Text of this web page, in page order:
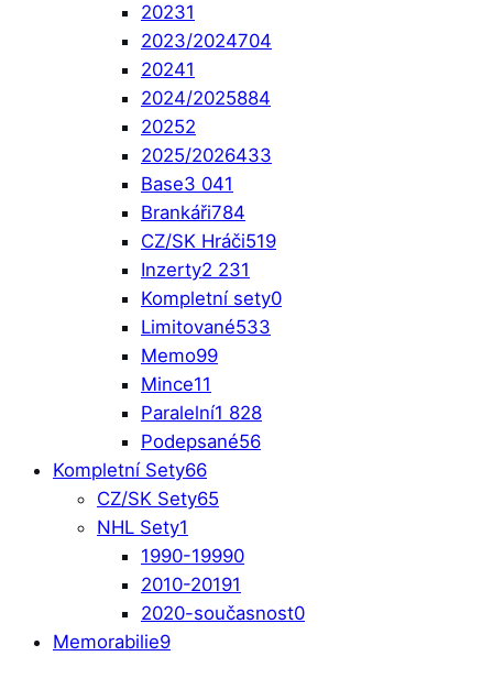
20231
2023/2024704
20241
2024/2025884
20252
2025/2026433
Base3 041
Brankáři784
CZ/SK Hráči519
Inzerty2 231
Kompletní sety0
Limitované533
Memo99
Mince11
Paralelní1 828
Podepsané56
Kompletní Sety66
CZ/SK Sety65
NHL Sety1
1990-19990
2010-20191
2020-současnost0
Memorabilie9